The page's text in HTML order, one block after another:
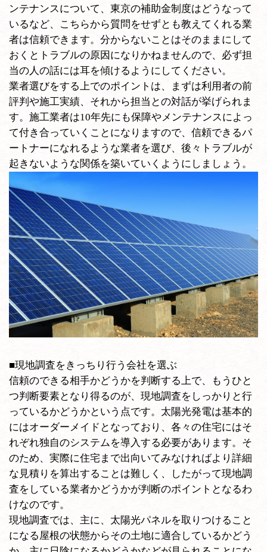
ンテナンスについて、東京の補助金制度はどうなって
いるなど、こちらから質問をせずとも教えてくれる業
者は信頼できます。分からないことはそのままにして
おくとトラブルの原因になりかねませんので、必ず担
当の人の話には耳を傾けるようにしてください。
業者選びをする上でのポイントは、まずは利用者の前
評判や施工実績、それから担当との対話が挙げられま
す。施工業者は10年先にも保障やメンテナンスによっ
て付き合っていくことになりますので、信頼できるパ
ートナーになれるような業者を選び、後々トラブルが
起きないような関係を築いていくようにしましょう。
■現地調査をきっちり行う会社を選ぶ
信頼のできる相手かどうかを判断する上で、もうひと
つ判断要素となり得るのが、現地調査をしっかりと行
っているかどうかという点です。太陽光発電は基本的
にはオーダーメイドとなっており、各々の住宅にはそ
れぞれ独自のシステムを導入する必要があります。そ
のため、実際に住宅まで出向いてみなければより詳細
な見積りを算出することは難しく、したがって現地調
査をしている業者かどうかが判断のポイントとなるわ
けなのです。
現地調査では、主に、太陽光パネルを取りつけること
になる屋根の状態からその土地に適合しているかどう